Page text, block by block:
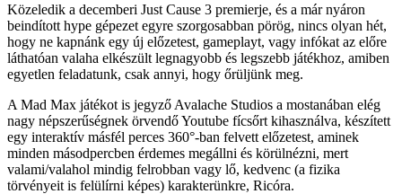
Közeledik a decemberi Just Cause 3 premierje, és a már nyáron
beindított hype gépezet egyre szorgosabban pörög, nincs olyan hét,
hogy ne kapnánk egy új előzetest, gameplayt, vagy infókat az előre
láthatóan valaha elkészült legnagyobb és legszebb játékhoz, amiben
egyetlen feladatunk, csak annyi, hogy őrüljünk meg.
A Mad Max játékot is jegyző Avalache Studios a mostanában elég
nagy népszerűségnek örvendő Youtube fícsőrt kihasználva, készített
egy interaktív másfél perces 360°-ban felvett előzetest, aminek
minden másodpercben érdemes megállni és körülnézni, mert
valami/valahol mindig felrobban vagy lő, kedvenc (a fizika
törvényeit is felülírni képes) karakterünkre, Ricóra.